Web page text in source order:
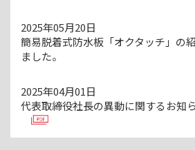
2025年05月20日
簡易脱着式防水板「オクタッチ」の
ました。
2025年04月01日
代表取締役社長の異動に関するお